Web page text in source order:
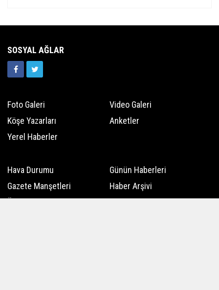
SOSYAL AĞLAR
Foto Galeri
Video Galeri
Köşe Yazarları
Anketler
Yerel Haberler
Hava Durumu
Günün Haberleri
Gazete Manşetleri
Haber Arşivi
Üye Paneli